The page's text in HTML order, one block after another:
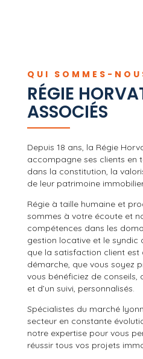
QUI SOMMES-
RÉGIE
ASSOCIÉS
Depuis 18 ans, la Régie
accompagne ses clients en
dans la constitution, la
de leur patrimoine
Régie à taille humaine et
sommes à votre écoute et
compétences dans les
gestion locative et le syndic
que la satisfaction client
démarche, que vous soyez
vous bénéficiez de conseils,
et d’un suivi, personnalisés.
Spécialistes du marché
secteur en constante
notre expertise pour vous
réussir tous vos projets